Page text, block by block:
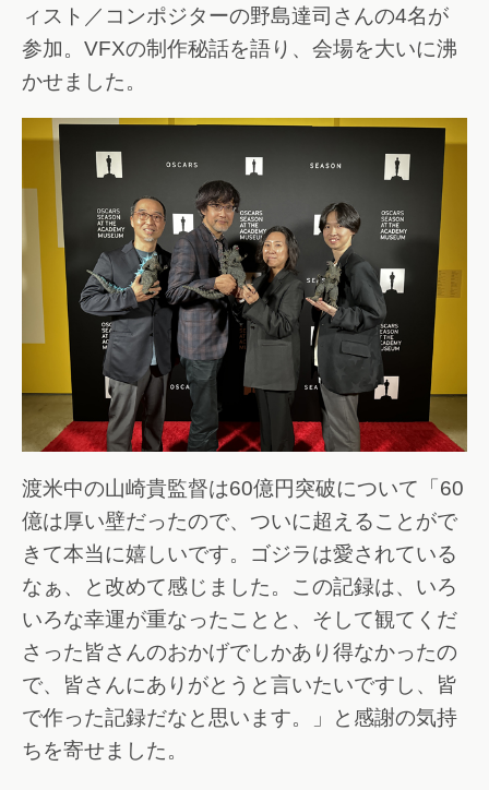
ィスト／コンポジターの野島達司さんの4名が
参加。VFXの制作秘話を語り、会場を大いに沸
かせました。
渡米中の山崎貴監督は60億円突破について「60
億は厚い壁だったので、ついに超えることがで
きて本当に嬉しいです。ゴジラは愛されている
なぁ、と改めて感じました。この記録は、いろ
いろな幸運が重なったことと、そして観てくだ
さった皆さんのおかげでしかあり得なかったの
で、皆さんにありがとうと言いたいですし、皆
で作った記録だなと思います。」と感謝の気持
ちを寄せました。